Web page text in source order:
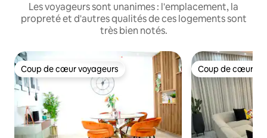
Les voyageurs sont unanimes : l'emplacement, la
propreté et d'autres qualités de ces logements sont
très bien notés.
Coup de cœur voyageurs
Coup de cœur voyageurs Coup de cœur
Coup de cœur